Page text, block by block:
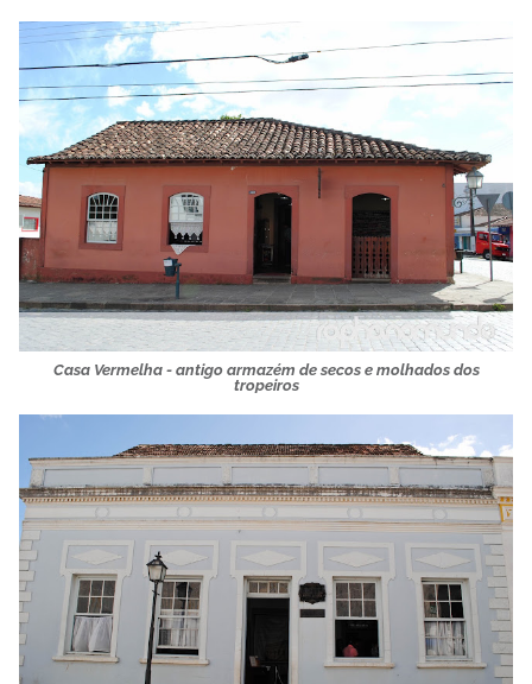
Casa Vermelha - antigo armazém de secos e molhados dos
tropeiros